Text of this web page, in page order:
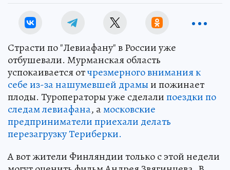
Страсти по "Левиафану" в России уже
отбушевали. Мурманская область
успокаивается отчрезмерного внимания к
себе из-за нашумевшей драмыи пожинает
плоды. Туроператоры уже сделалипоездки по
следам левиафана, амосковские
предприниматели приехали делать
перезагрузку Териберки.
А вот жители Финляндии только с этой недели